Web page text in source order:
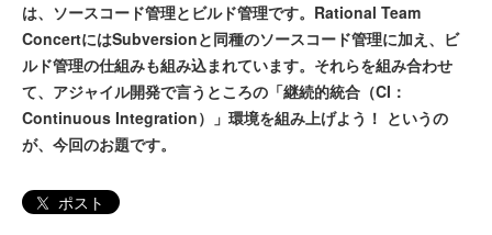
は、ソースコード管理とビルド管理です。Rational Team
ConcertにはSubversionと同種のソースコード管理に加え、ビ
ルド管理の仕組みも組み込まれています。それらを組み合わせ
て、アジャイル開発で言うところの「継続的統合（CI：
Continuous Integration）」環境を組み上げよう！ というの
が、今回のお題です。
ポスト